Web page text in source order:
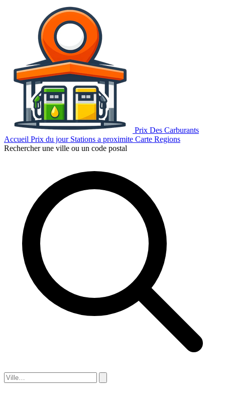
Prix Des Carburants
Accueil Prix du jour Stations a proximite Carte Regions
Rechercher une ville ou un code postal